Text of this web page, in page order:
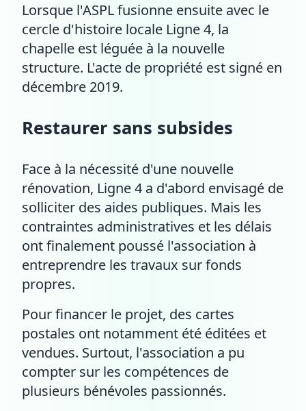
Lorsque l'ASPL fusionne ensuite avec le
cercle d'histoire locale Ligne 4, la
chapelle est léguée à la nouvelle
structure. L'acte de propriété est signé en
décembre 2019.
Restaurer sans subsides
Face à la nécessité d'une nouvelle
rénovation, Ligne 4 a d'abord envisagé de
solliciter des aides publiques. Mais les
contraintes administratives et les délais
ont finalement poussé l'association à
entreprendre les travaux sur fonds
propres.
Pour financer le projet, des cartes
postales ont notamment été éditées et
vendues. Surtout, l'association a pu
compter sur les compétences de
plusieurs bénévoles passionnés.